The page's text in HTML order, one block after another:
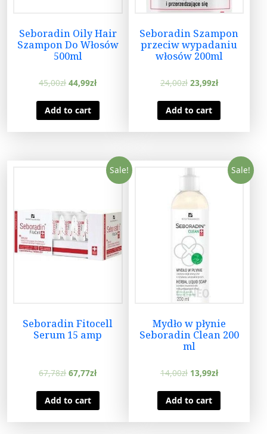
Seboradin Oily Hair
Szampon Do Włosów
500ml
45,00zł 44,99zł
Add to cart
Seboradin Szampon
przeciw wypadaniu
włosów 200ml
24,00zł 23,99zł
Add to cart
Sale!
Seboradin Fitocell
Serum 15 amp
67,78zł 67,77zł
Add to cart
Sale!
Mydło w płynie
Seboradin Clean 200
ml
14,00zł 13,99zł
Add to cart